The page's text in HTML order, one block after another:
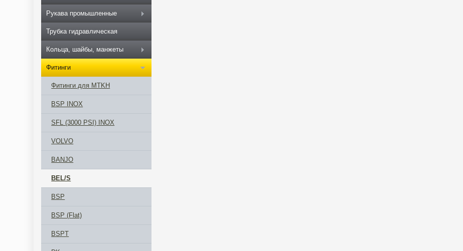
Рукава промышленные
Трубка гидравлическая
Кольца, шайбы, манжеты
Фитинги
Фитинги для MTKH
BSP INOX
SFL (3000 PSI) INOX
VOLVO
BANJO
BEL/S
BSP
BSP (Flat)
BSPT